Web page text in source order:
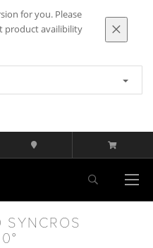
for you. Please
product availibility
SYNCROS